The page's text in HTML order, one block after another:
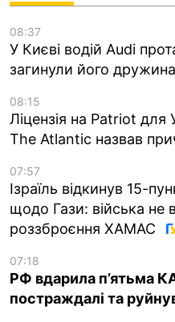
08:37
У Києві водій Audi
загинули його
08:15
Ліцензія на Patriot для
The Atlantic назвав
07:57
Ізраїль відкинув 15-
щодо Гази: війська не
роззброєння ХАМАС
07:18
РФ вдарила п’ятьма
постраждалі та